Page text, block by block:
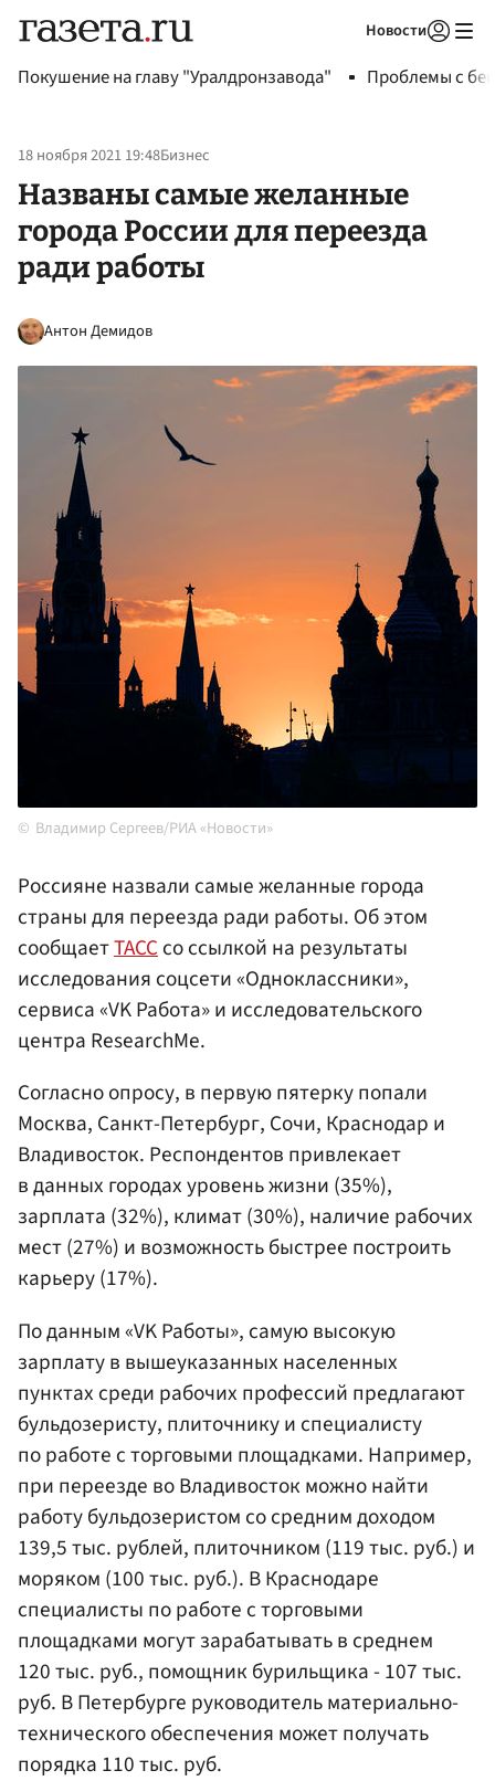
Новости
Покушение на главу "Уралдронзавода" Проблемы с
18 ноября 2021 19:48Бизнес
Названы самые желанные
города России для переезда
ради работы
Антон Демидов
Владимир Сергеев/РИА «Новости»
Россияне назвали самые желанные города
страны для переезда ради работы. Об этом
сообщаетТАССсо ссылкой на результаты
исследования соцсети «Одноклассники»,
сервиса «VK Работа» и исследовательского
центра ResearchMe.
Согласно опросу, в первую пятерку попали
Москва, Санкт-Петербург, Сочи, Краснодар и
Владивосток. Респондентов привлекает
в данных городах уровень жизни (35%),
зарплата (32%), климат (30%), наличие рабочих
мест (27%) и возможность быстрее построить
карьеру (17%).
По данным «VK Работы», самую высокую
зарплату в вышеуказанных населенных
пунктах среди рабочих профессий предлагают
бульдозеристу, плиточнику и специалисту
по работе с торговыми площадками. Например,
при переезде во Владивосток можно найти
работу бульдозеристом со средним доходом
139,5 тыс. рублей, плиточником (119 тыс. руб.) и
моряком (100 тыс. руб.). В Краснодаре
специалисты по работе с торговыми
площадками могут зарабатывать в среднем
120 тыс. руб., помощник бурильщика - 107 тыс.
руб. В Петербурге руководитель материально-
технического обеспечения может получать
порядка 110 тыс. руб.